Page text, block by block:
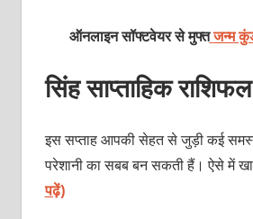
ऑनलाइन सॉफ्टवेयर से मुफ्तजन्म
सिंह साप्ताहिक राशिफल
इस सप्ताह आपकी सेहत से जुड़ी कई
परेशानी का सबब बन सकती हैं। ऐसे में
पढ़ें)